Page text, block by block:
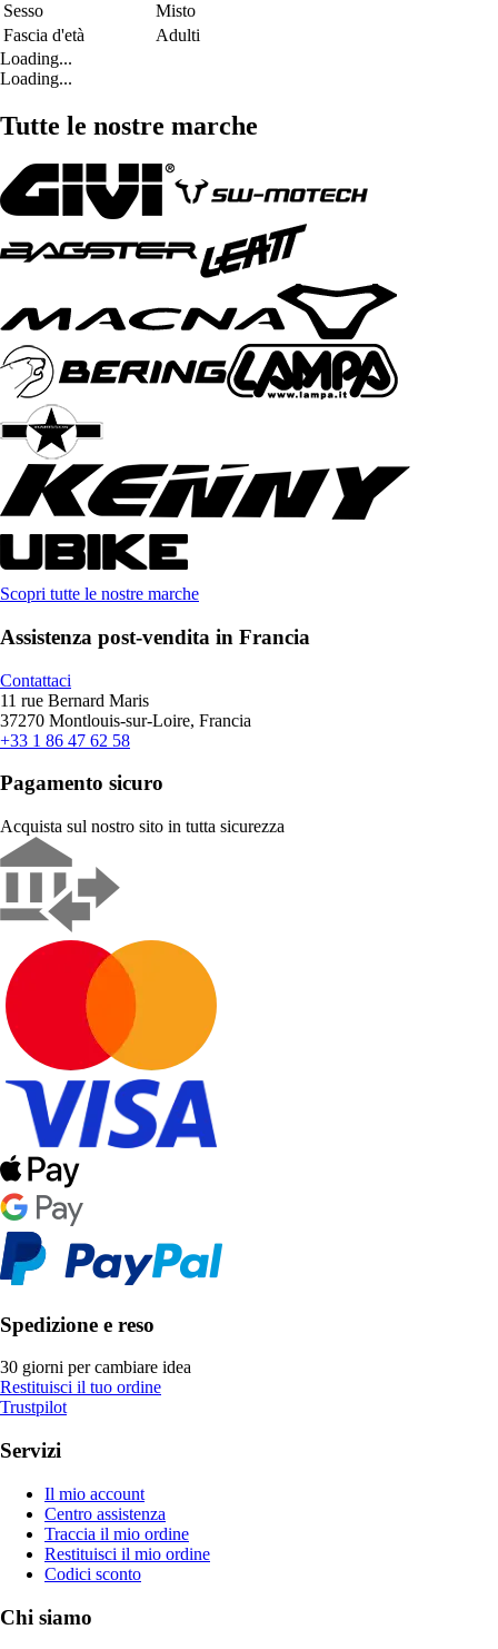
Sesso
Misto
Fascia d'età
Adulti
Loading...
Loading...
Tutte le nostre marche
Scopri tutte le nostre marche
Assistenza post-vendita in Francia
Contattaci
11 rue Bernard Maris
37270 Montlouis-sur-Loire, Francia
+33 1 86 47 62 58
Pagamento sicuro
Acquista sul nostro sito in tutta sicurezza
Spedizione e reso
30 giorni per cambiare idea
Restituisci il tuo ordine
Trustpilot
Servizi
Il mio account
Centro assistenza
Traccia il mio ordine
Restituisci il mio ordine
Codici sconto
Chi siamo